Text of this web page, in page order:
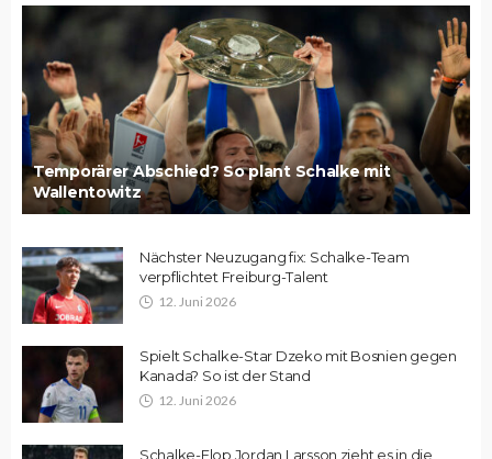
Temporärer Abschied? So plant Schalke mit
Wallentowitz
Nächster Neuzugang fix: Schalke-Team
verpflichtet Freiburg-Talent
12. Juni 2026
Spielt Schalke-Star Dzeko mit Bosnien gegen
Kanada? So ist der Stand
12. Juni 2026
Schalke-Flop Jordan Larsson zieht es in die